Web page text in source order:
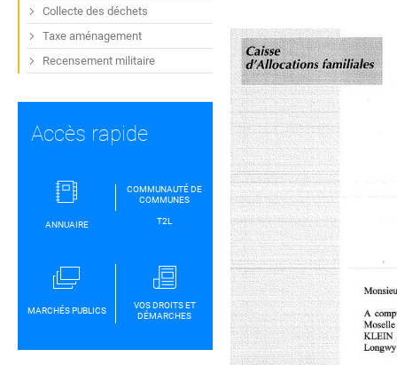
Collecte des déchets
Taxe aménagement
Recensement militaire
Accès rapide
ANNUAIRE
COMMUNAUTÉ DE
COMMUNES
T2L
MARCHÉS PUBLICS
VOS DROITS ET
DÉMARCHES